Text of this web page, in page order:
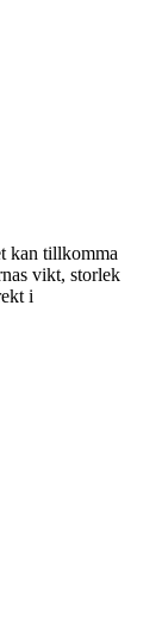
kan tillkomma
vikt, storlek
i